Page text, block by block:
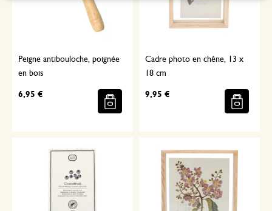
Peigne antibouloche, poignée
en bois
6,95 €
Cadre photo en chêne, 13 x
18 cm
9,95 €